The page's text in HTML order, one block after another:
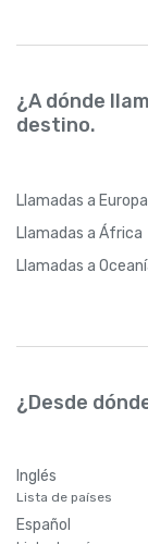
¿A dónde
destino.
Llamadas a Europa
Llamadas a África
Llamadas a
¿Desde
Inglés
Lista de países
Español